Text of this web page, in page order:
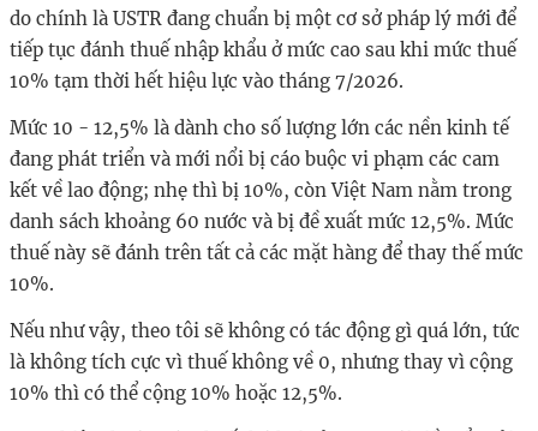
do chính là USTR đang chuẩn bị một cơ sở pháp lý mới để
tiếp tục đánh thuế nhập khẩu ở mức cao sau khi mức thuế
10% tạm thời hết hiệu lực vào tháng 7/2026.
Mức 10 - 12,5% là dành cho số lượng lớn các nền kinh tế
đang phát triển và mới nổi bị cáo buộc vi phạm các cam
kết về lao động; nhẹ thì bị 10%, còn Việt Nam nằm trong
danh sách khoảng 60 nước và bị đề xuất mức 12,5%. Mức
thuế này sẽ đánh trên tất cả các mặt hàng để thay thế mức
10%.
Nếu như vậy, theo tôi sẽ không có tác động gì quá lớn, tức
là không tích cực vì thuế không về 0, nhưng thay vì cộng
10% thì có thể cộng 10% hoặc 12,5%.